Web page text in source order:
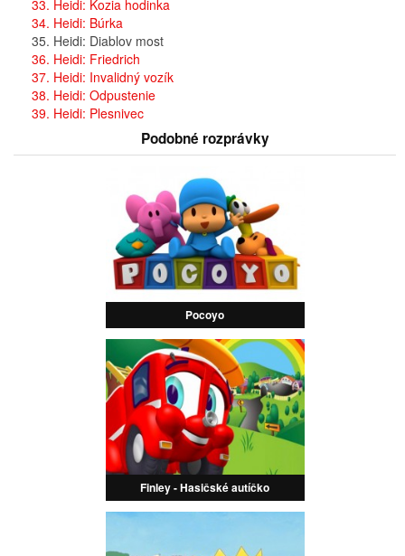
33. Heidi: Kozia hodinka
34. Heidi: Búrka
35. Heidi: Diablov most
36. Heidi: Friedrich
37. Heidi: Invalidný vozík
38. Heidi: Odpustenie
39. Heidi: Plesnivec
Podobné rozprávky
Pocoyo
Finley - Hasičské autíčko